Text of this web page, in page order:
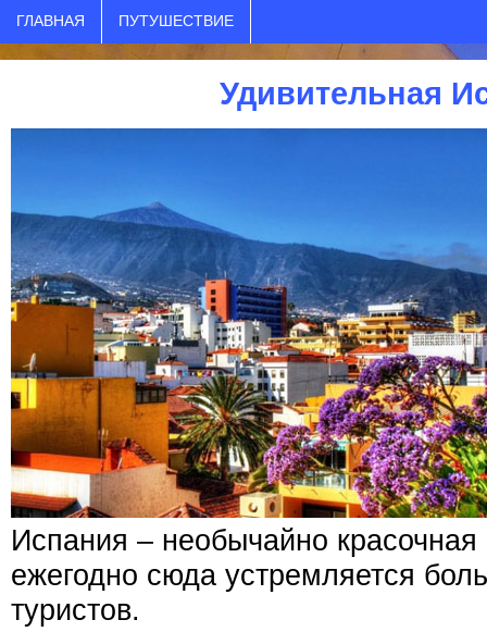
ГЛАВНАЯ ПУТУШЕСТВИЕ
Удивительная
Испания – необычайно красочная
ежегодно сюда устремляется
туристов.